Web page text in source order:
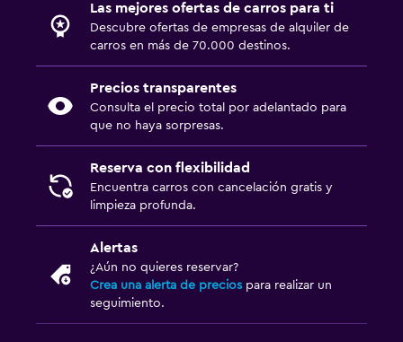
Las mejores ofertas de carros para ti
Descubre ofertas de empresas de alquiler de
carros en más de 70.000 destinos.
Precios transparentes
Consulta el precio total por adelantado para
que no haya sorpresas.
Reserva con flexibilidad
Encuentra carros con cancelación gratis y
limpieza profunda.
Alertas
¿Aún no quieres reservar?
Crea una alerta de precios para realizar un
seguimiento.